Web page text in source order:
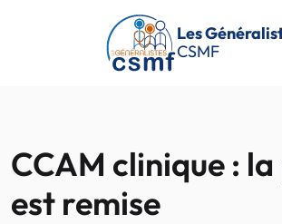
Passer au contenu principal
Les
CSMF
CCAM clinique :
est remise